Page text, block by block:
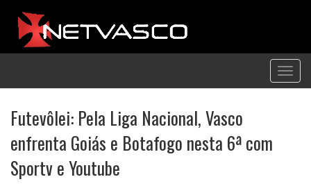
Futevôlei: Pela Liga Nacional, Vasco
enfrenta Goiás e Botafogo nesta 6ª com
Sportv e Youtube